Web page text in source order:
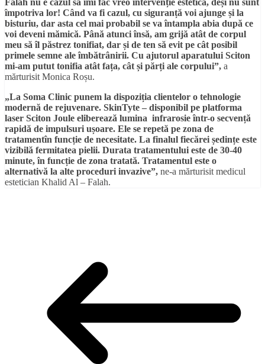
împotriva lor! Când va fi cazul, cu siguranță voi ajunge și la
bisturiu, dar asta cel mai probabil se va întampla abia după ce
voi deveni mămică. Până atunci însă, am grijă atât de corpul
meu să îl păstrez tonifiat, dar și de ten să evit pe cât posibil
primele semne ale îmbătrânirii. Cu ajutorul aparatului Sciton
mi-am putut tonifia atât fața, cât și părți ale corpului”, a
mărturisit Monica Roșu.
„La Soma Clinic punem la dispoziția clientelor o tehnologie
modernă de rejuvenare. SkinTyte – disponibil pe platforma
laser Sciton Joule eliberează lumina infrarosie într-o secvență
rapidă de impulsuri ușoare. Ele se repetă pe zona de
tratamentîn funcție de necesitate. La finalul fiecărei ședințe este
vizibilă fermitatea pielii. Durata tratamentului este de 30-40
minute, în funcție de zona tratată. Tratamentul este o
alternativă la alte proceduri invazive”, ne-a mărturisit medicul
estetician Khalid Al – Falah.